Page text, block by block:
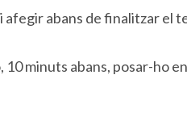
afegir abans de finalitzar el
minuts abans, posar-ho